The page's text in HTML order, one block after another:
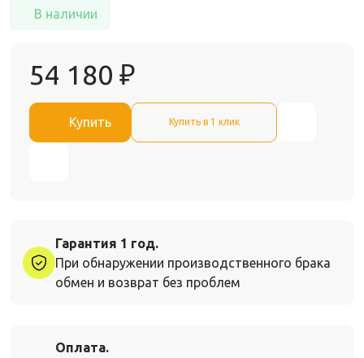
В наличии
54 180 ₽
Купить Купить в 1 клик
Гарантия 1 год.
При обнаружении производственного брака
обмен и возврат без проблем
Оплата.